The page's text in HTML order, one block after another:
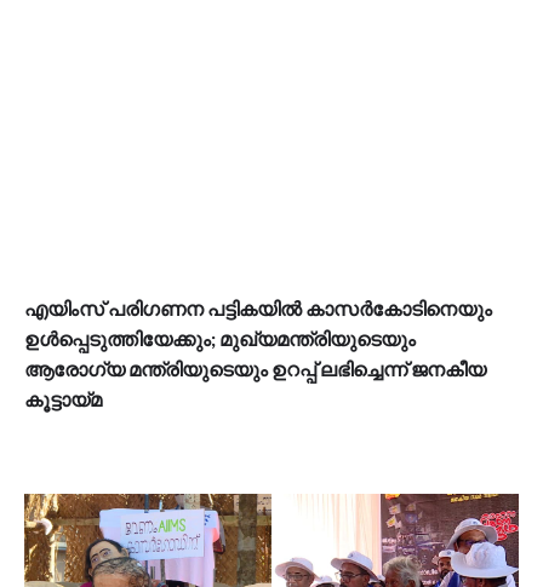
എയിംസ് പരിഗണന പട്ടികയിൽ കാസർകോടിനെയും
ഉൾപ്പെടുത്തിയേക്കും; മുഖ്യമന്ത്രിയുടെയും
ആരോഗ്യ മന്ത്രിയുടെയും ഉറപ്പ് ലഭിച്ചെന്ന് ജനകീയ
കൂട്ടായ്മ